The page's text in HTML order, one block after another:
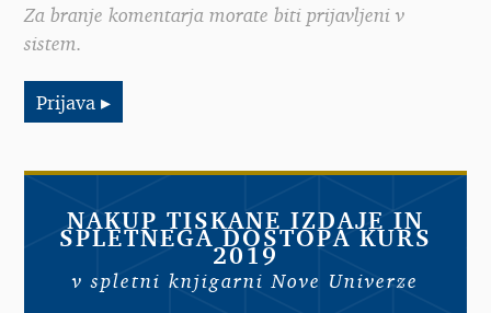
Za branje komentarja morate biti prijavljeni v
sistem.
Prijava
NAKUP TISKANE IZDAJE IN
SPLETNEGA DOSTOPA KURS
2019
v spletni knjigarni Nove Univerze